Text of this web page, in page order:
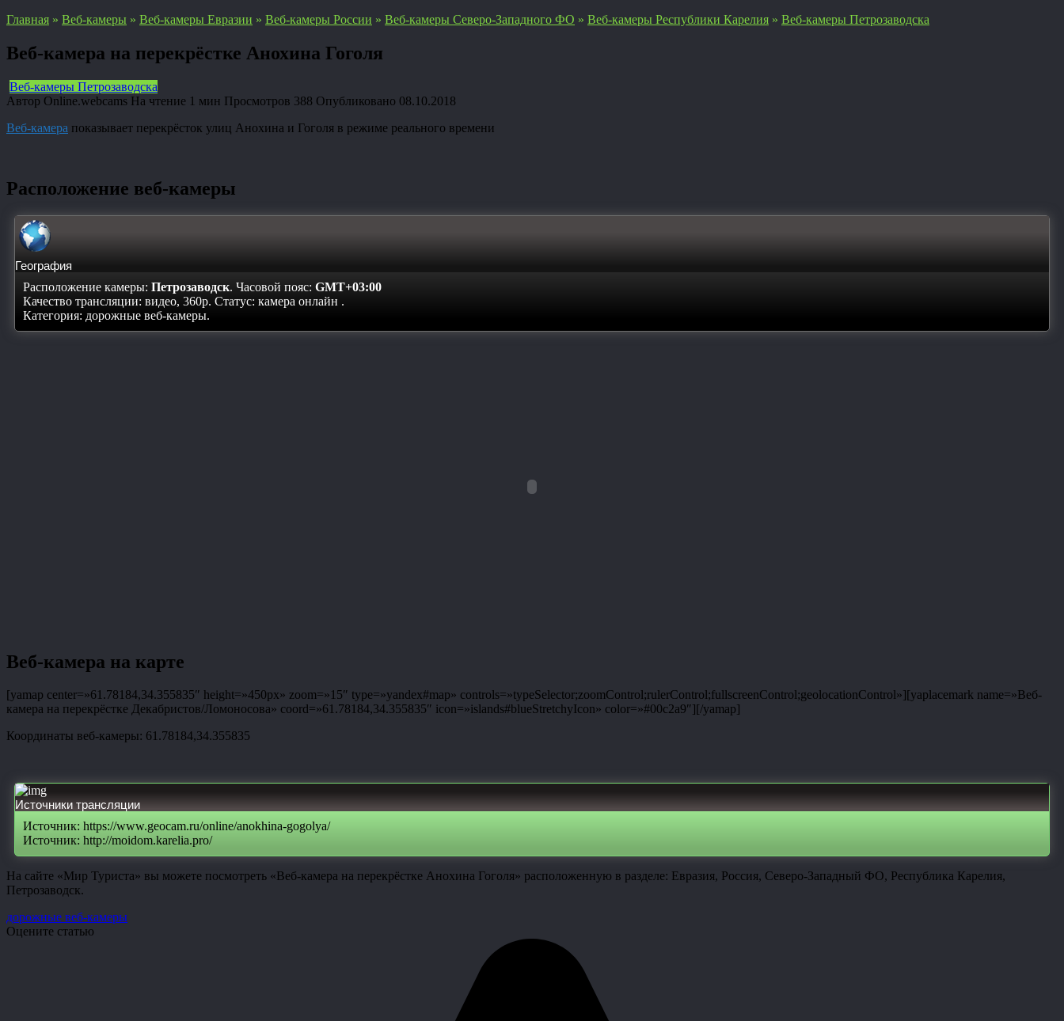
Главная » Веб-камеры » Веб-камеры Евразии » Веб-камеры России » Веб-камеры Северо-Западного ФО » Веб-камеры Республики Карелия » Веб-камеры Петрозаводска
Веб-камера на перекрёстке Анохина Гоголя
Веб-камеры Петрозаводска
Автор Online.webcams На чтение 1 мин Просмотров 388 Опубликовано 08.10.2018
Веб-камера показывает перекрёсток улиц Анохина и Гоголя в режиме реального времени
Расположение веб-камеры
География
Расположение камеры: Петрозаводск. Часовой пояс: GMT+03:00
Качество трансляции: видео, 360p. Статус: камера онлайн .
Категория: дорожные веб-камеры.
Веб-камера на карте
[yamap center=»61.78184,34.355835″ height=»450px» zoom=»15″ type=»yandex#map» controls=»typeSelector;zoomControl;rulerControl;fullscreenControl;geolocationControl»][yaplacemark name=»Веб-
камера на перекрёстке Декабристов/Ломоносова» coord=»61.78184,34.355835″ icon=»islands#blueStretchyIcon» color=»#00c2a9″][/yamap]
Координаты веб-камеры: 61.78184,34.355835
Источники трансляции
Источник: https://www.geocam.ru/online/anokhina-gogolya/
Источник: http://moidom.karelia.pro/
На сайте «Мир Туриста» вы можете посмотреть «Веб-камера на перекрёстке Анохина Гоголя» расположенную в разделе: Евразия, Россия, Северо-Западный ФО, Республика Карелия,
Петрозаводск.
дорожные веб-камеры
Оцените статью